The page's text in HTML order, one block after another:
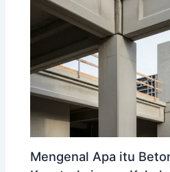
Mengenal Apa itu